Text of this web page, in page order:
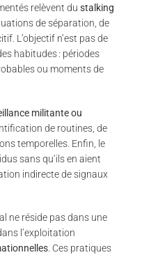
relèvent du stalking
de séparation, de
L’objectif n’est pas de
habitudes : périodes
ou moments de
militante ou
de routines, de
temporelles. Enfin, le
sans qu’ils en aient
indirecte de signaux
ne réside pas dans une
l’exploitation
. Ces pratiques